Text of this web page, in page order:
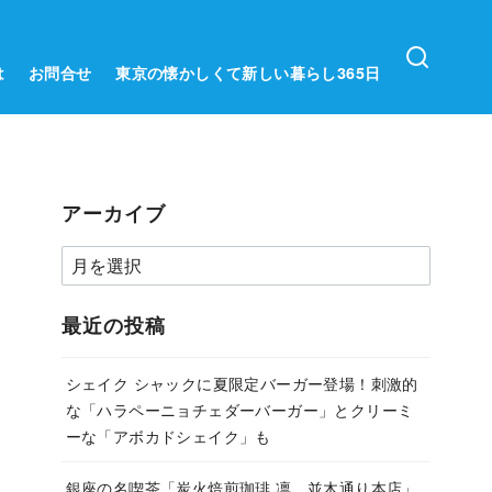
お問合せ 東京の懐かしくて新しい暮らし365日
アーカイブ
ア
ー
カ
ブ
最近の投稿
シェイク シャックに夏限定バーガー登場！刺激的
な「ハラペーニョチェダーバーガー」とクリーミ
ーな「アボカドシェイク」も
銀座の名喫茶「炭火焙煎珈琲.凛 並木通り本店」